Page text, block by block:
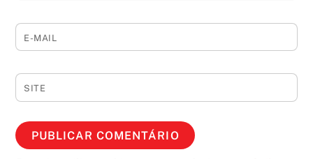
E-MAIL
SITE